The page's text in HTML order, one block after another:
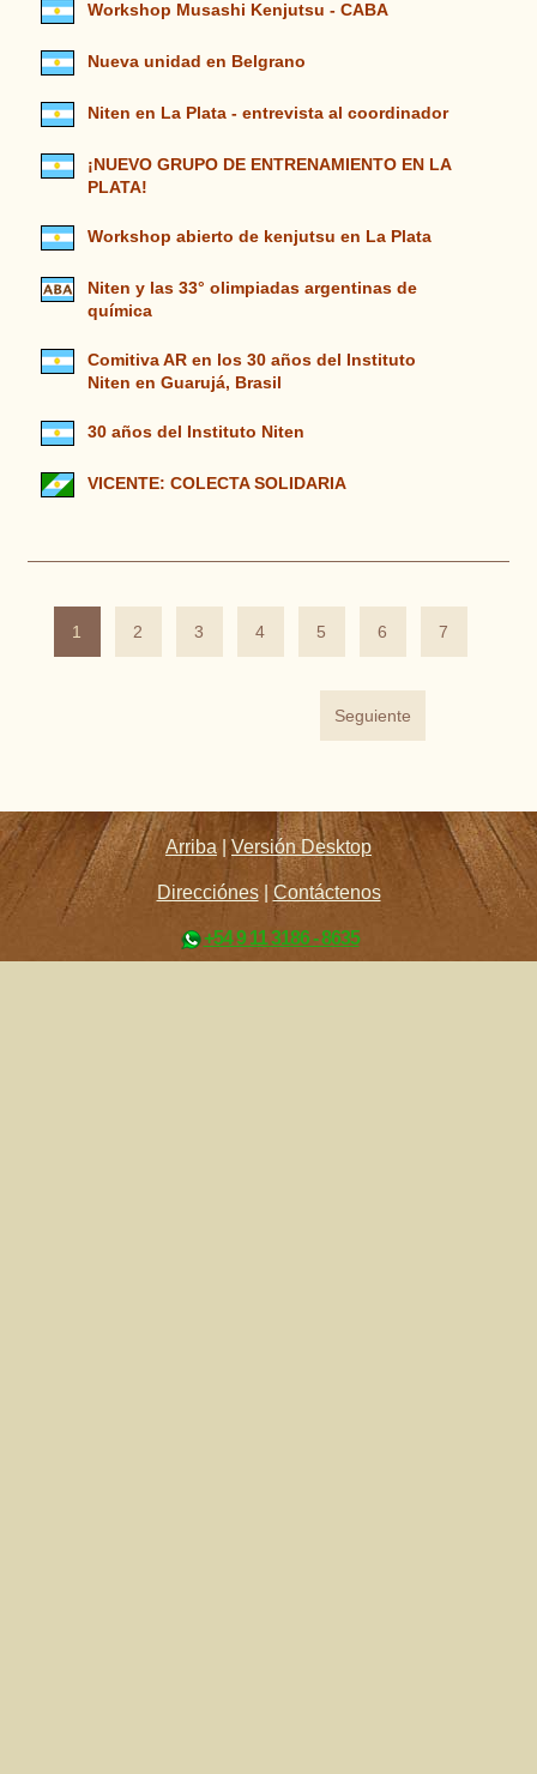
Workshop Musashi Kenjutsu - CABA
Nueva unidad en Belgrano
Niten en La Plata - entrevista al coordinador
¡NUEVO GRUPO DE ENTRENAMIENTO EN LA
PLATA!
Workshop abierto de kenjutsu en La Plata
Niten y las 33° olimpiadas argentinas de
química
Comitiva AR en los 30 años del Instituto
Niten en Guarujá, Brasil
30 años del Instituto Niten
VICENTE: COLECTA SOLIDARIA
1 2 3 4 5 6 7
Seguiente
Arriba |Versión Desktop
Direcciónes| Contáctenos
+54 9 11 3186 - 8635